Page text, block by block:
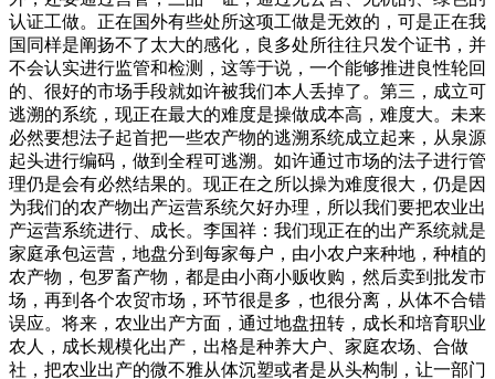
认证工做。正在国外有些处所这项工做是无效的，可是正在我
国同样是阐扬不了太大的感化，良多处所往往只发个证书，并
不会认实进行监管和检测，这等于说，一个能够推进良性轮回
的、很好的市场手段就如许被我们本人丢掉了。第三，成立可
逃溯的系统，现正在最大的难度是操做成本高，难度大。未来
必然要想法子起首把一些农产物的逃溯系统成立起来，从泉源
起头进行编码，做到全程可逃溯。如许通过市场的法子进行管
理仍是会有必然结果的。现正在之所以操为难度很大，仍是因
为我们的农产物出产运营系统欠好办理，所以我们要把农业出
产运营系统进行、成长。李国祥：我们现正在的出产系统就是
家庭承包运营，地盘分到每家每户，由小农户来种地，种植的
农产物，包罗畜产物，都是由小商小贩收购，然后卖到批发市
场，再到各个农贸市场，环节很是多，也很分离，从体不合错
误应。将来，农业出产方面，通过地盘扭转，成长和培育职业
农人，成长规模化出产，出格是种养大户、家庭农场、合做
社，把农业出产的微不雅从体沉塑或者是从头构制，让一部门